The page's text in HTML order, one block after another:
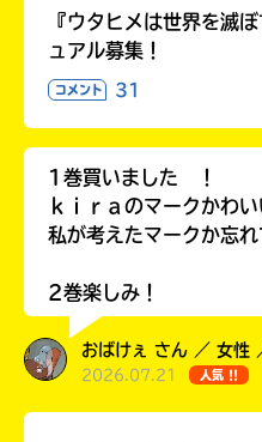
『ウタヒメは世界を滅
ュアル募集！
コメント 31
1巻買いました ！
ｋｉｒａのマークかわい
私が考えたマークか忘
2巻楽しみ！
おばけぇ さん ／ 女性
2026.07.21 人気 !!